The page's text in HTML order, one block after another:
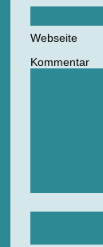
Webseite
Kommentar